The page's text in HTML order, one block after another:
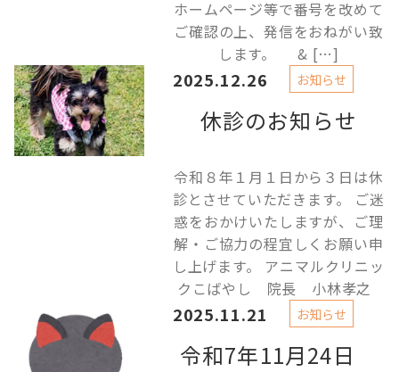
ホームページ等で番号を改めて
ご確認の上、発信をおねがい致
します。 & […]
休診のお知らせ
2025.12.26 お知らせ
令和８年１月１日から３日は休
診とさせていただきます。 ご迷
惑をおかけいたしますが、ご理
解・ご協力の程宜しくお願い申
し上げます。 アニマルクリニッ
クこばやし 院長 小林孝之
令和7年11月24日
2025.11.21 お知らせ